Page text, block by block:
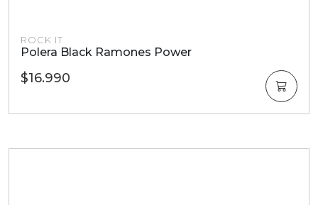
ROCK IT
Polera Black Ramones Power
$16.990